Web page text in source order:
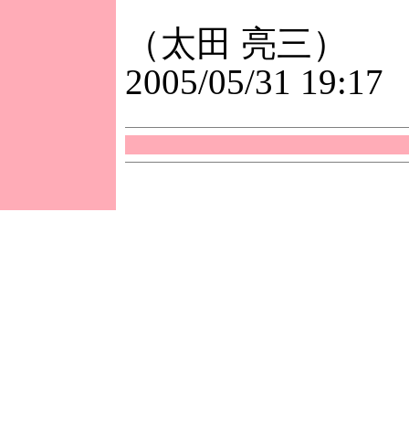
（太田 亮三）
2005/05/31 19:17